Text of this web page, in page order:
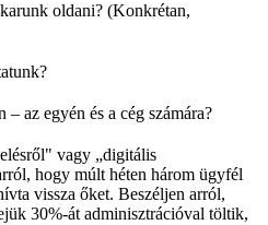
oldani? (Konkrétan,
az egyén és a cég számára?
vagy „digitális
hogy múlt héten három ügyfél
vissza őket. Beszéljen arról,
30%-át adminisztrációval töltik,